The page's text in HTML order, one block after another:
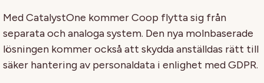
Med CatalystOne kommer Coop flytta sig från
separata och analoga system. Den nya molnbaserade
lösningen kommer också att skydda anställdas rätt till
säker hantering av personaldata i enlighet med GDPR.